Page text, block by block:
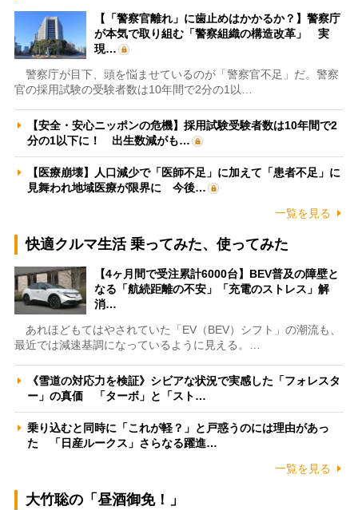
【「警察官離れ」に歯止めはかかるか？】警察庁
が本気で取り組む「警察組織の構造改革」 実
現…
警察庁が目下、頭を悩ませているのが「警察官不足」だ。警察
官の採用試験の受験者数は10年間で2分の1以…
【安全・安心ニッポンの危機】採用試験受験者数は10年間で2
分の1以下に！ 出生数減がも…
【医療崩壊】人口減少で「医師不足」に加えて「患者不足」に
見舞われ地域医療が限界に 今後…
一覧を見る
快適クルマ生活 乗ってみた、使ってみた
【4ヶ月間で受注累計6000台】BEV普及の障壁と
なる「航続距離の不安」「充電のストレス」解
消…
あれほどもてはやされていた「EV（BEV）シフト」の潮流も、
最近では減速基調になっているように見える。…
《雪道の対応力を検証》シビアな状況で実感した「フォレスタ
ー」の真価 「ターボ」と「スト…
乗り込むと同時に「これが軽？」と戸惑うのには理由があっ
た 「日産ルークス」さらなる躍進…
一覧を見る
大竹聡の「昼酒御免！」